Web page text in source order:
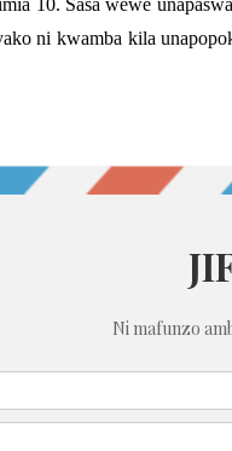
10. Sasa wewe
ni kwamba kila